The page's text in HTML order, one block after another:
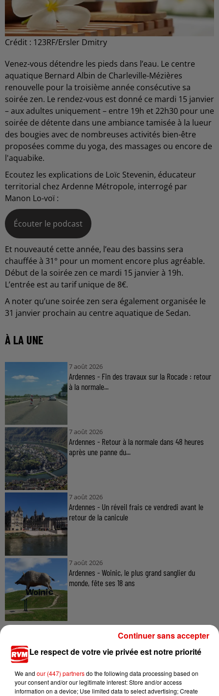
Crédit : 123RF/Ersler Dmitry
Venez-vous détendre les pieds dans l’eau. Le centre
aquatique Bernard Albin de Charleville-Mézières
renouvelle pour la troisième année consécutive sa
soirée zen. Le rendez-vous est donné ce mardi 15 janvier
– aux adultes uniquement – entre 19h et 22h30 pour une
soirée de détente dans une ambiance tamisée à la lueur
des bougies avec de nombreuses activités bien-être
proposées comme du yoga, des massages ou encore de
l'aquabike.
Ecoutez les explications de Loïc Stevenin, éducateur
territorial chez Ardenne Métropole, interrogé par
Manon Lo-voï :
Écouter le podcast
Et nouveauté cette année, l’eau des bassins sera
chauffée à 31° pour un moment encore plus agréable.
Début de la soirée zen ce mardi 15 janvier à 19h.
L’entrée est au tarif unique de 8€.
A noter qu’une soirée zen sera également organisée le
31 janvier prochain au centre aquatique de Sedan.
À LA UNE
7 août 2026
Ardennes - Fin des travaux sur la Rocade : retour
à la normale...
7 août 2026
Ardennes - Retour à la normale dans 48 heures
après une panne du...
7 août 2026
Ardennes - Un réveil frais ce vendredi avant le
retour de la canicule
7 août 2026
Ardennes - Woinic, le plus grand sanglier du
monde, fête ses 18 ans
TITRES DIFFUSÉS
Le respect de votre vie privée est notre priorité
We and our (447) partnersdo the following data processing based on
your consent and/or our legitimate interest: Store and/or access
information on a device; Use limited data to select advertising; Create
Continuer sans accepter